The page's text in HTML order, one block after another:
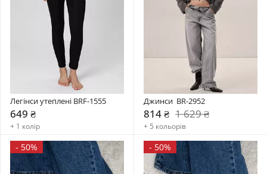
Легінси утеплені BRF-1555
649 ₴
+ 1 колір
Джинси  BR-2952
814 ₴ 1 629 ₴
+ 5 кольорів
- 50% - 50%